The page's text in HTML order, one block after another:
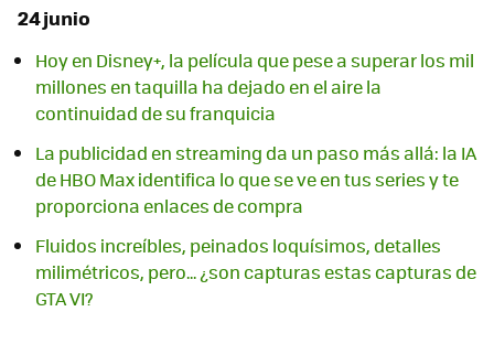
24 junio
Hoy en Disney+, la película que pese a superar los mil
millones en taquilla ha dejado en el aire la
continuidad de su franquicia
La publicidad en streaming da un paso más allá: la IA
de HBO Max identifica lo que se ve en tus series y te
proporciona enlaces de compra
Fluidos increíbles, peinados loquísimos, detalles
milimétricos, pero... ¿son capturas estas capturas de
GTA VI?